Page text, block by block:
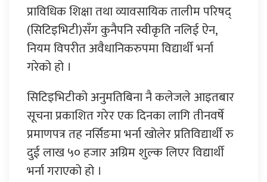
प्राविधिक शिक्षा तथा व्यावसायिक तालीम परिषद्
(सिटिइभिटी)सँग कुनैपनि स्वीकृति नलिई ऐन,
नियम विपरीत अवैधानिकरुपमा विद्यार्थी भर्ना
गरेको हो ।
सिटिइभिटीको अनुमतिबिना नै कलेजले आइतबार
सूचना प्रकाशित गरेर एक दिनका लागि तीनवर्षे
प्रमाणपत्र तह नर्सिङमा भर्ना खोलेर प्रतिविद्यार्थी रु
दुई लाख ५० हजार अग्रिम शुल्क लिएर विद्यार्थी
भर्ना गराएको हो ।